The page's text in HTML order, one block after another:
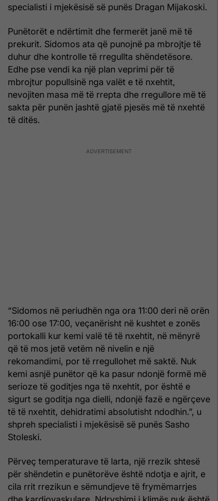
specialisti i mjekësisë së punës Dragan Mijakoski.
Punëtorët e ndërtimit dhe fermerët janë më të
prekurit. Sidomos ata që punojnë pa mbrojtje të
duhur dhe kontrolle të rregullta shëndetësore.
Edhe pse vendi ka një plan veprimi për të
mbrojtur popullsinë nga valët e të nxehtit,
nevojiten masa më të rrepta dhe rregullore më të
sakta për punën jashtë gjatë pjesës më të nxehtë
të ditës.
“Sidomos në periudhën nga ora 11:00 deri në orën
16:00 ose 17:00, veçanërisht në kushtet e zonës
portokalli kur kemi valë të të nxehtit, në mënyrë
që të mos jetë vetëm në nivelin e një
rekomandimi, por të rregullohet më saktë. Nuk
kemi asnjë punëtor që ka pasur ndonjë formë më
serioze të goditjes nga të nxehtit, por është e
sigurt se goditja nga dielli, ndonjë fazë e ngërçeve
të të nxehtit, dehidratimi absolutisht ndodhin.”, u
shpreh specialisti i mjekësisë së punës Sasho
Stoleski.
Përveç temperaturave të larta, një rrezik shtesë
për shëndetin e punëtorëve është ndotja e ajrit, e
cila rrit rrezikun e sëmundjeve të frymëmarrjes